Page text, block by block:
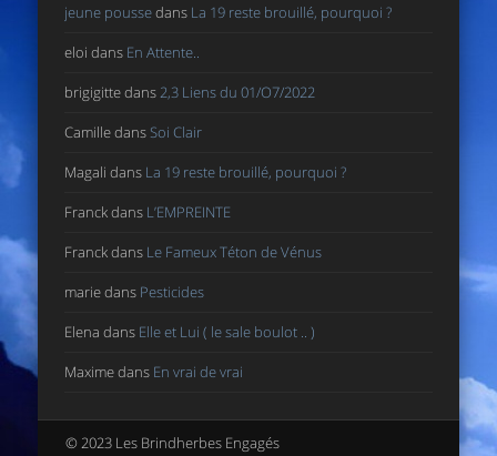
jeune poussedans La 19 reste brouillé, pourquoi ?
eloi dans En Attente..
brigigittedans2,3 Liens du 01/O7/2022
CamilledansSoi Clair
Magali dans La 19 reste brouillé, pourquoi ?
Franckdans L’EMPREINTE
Franckdans Le Fameux Téton de Vénus
mariedans Pesticides
Elena dans Elle et Lui ( le sale boulot .. )
Maximedans En vrai de vrai
© 2023 Les Brindherbes Engagés